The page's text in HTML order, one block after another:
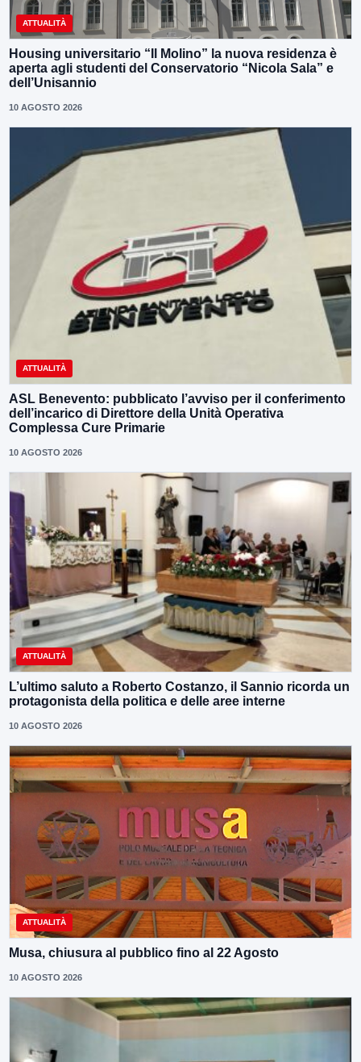
ATTUALITÀ
Housing universitario “Il Molino” la nuova residenza è
aperta agli studenti del Conservatorio “Nicola Sala” e
dell’Unisannio
10 AGOSTO 2026
ATTUALITÀ
ASL Benevento: pubblicato l’avviso per il conferimento
dell’incarico di Direttore della Unità Operativa
Complessa Cure Primarie
10 AGOSTO 2026
ATTUALITÀ
L’ultimo saluto a Roberto Costanzo, il Sannio ricorda un
protagonista della politica e delle aree interne
10 AGOSTO 2026
ATTUALITÀ
Musa, chiusura al pubblico fino al 22 Agosto
10 AGOSTO 2026